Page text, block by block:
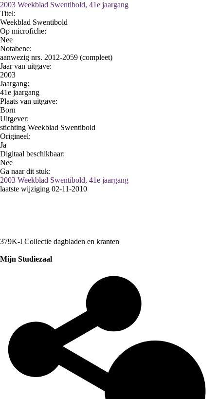
2003 Weekblad Swentibold, 41e jaargang
Titel:
Weekblad Swentibold
Op microfiche:
Nee
Notabene:
aanwezig nrs. 2012-2059 (compleet)
Jaar van uitgave:
2003
Jaargang:
41e jaargang
Plaats van uitgave:
Born
Uitgever:
stichting Weekblad Swentibold
Origineel:
Ja
Digitaal beschikbaar:
Nee
Ga naar dit stuk:
2003 Weekblad Swentibold, 41e jaargang
laatste wijziging 02-11-2010
379K-I Collectie dagbladen en kranten
Mijn Studiezaal